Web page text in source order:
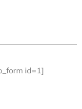
id=1]